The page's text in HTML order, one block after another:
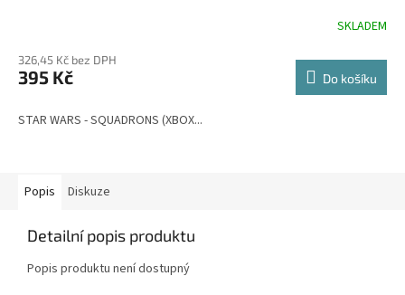
SKLADEM
326,45 Kč bez DPH
395 Kč Do košíku
STAR WARS - SQUADRONS (XBOX...
Popis Diskuze
Detailní popis produktu
Popis produktu není dostupný